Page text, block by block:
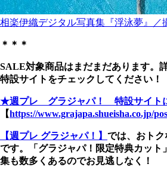
相楽伊織デジタル写真集『浮泳夢』／
＊＊＊
SALE対象商品はまだまだあります。
特設サイトをチェックしてください！
★週プレ グラジャパ！ 特設サイト
【https://www.grajapa.shueisha.co.jp/
【週プレ グラジャパ！】 では、おト
です。「グラジャパ！限定特典カット
集も数多くあるのでお見逃しなく！